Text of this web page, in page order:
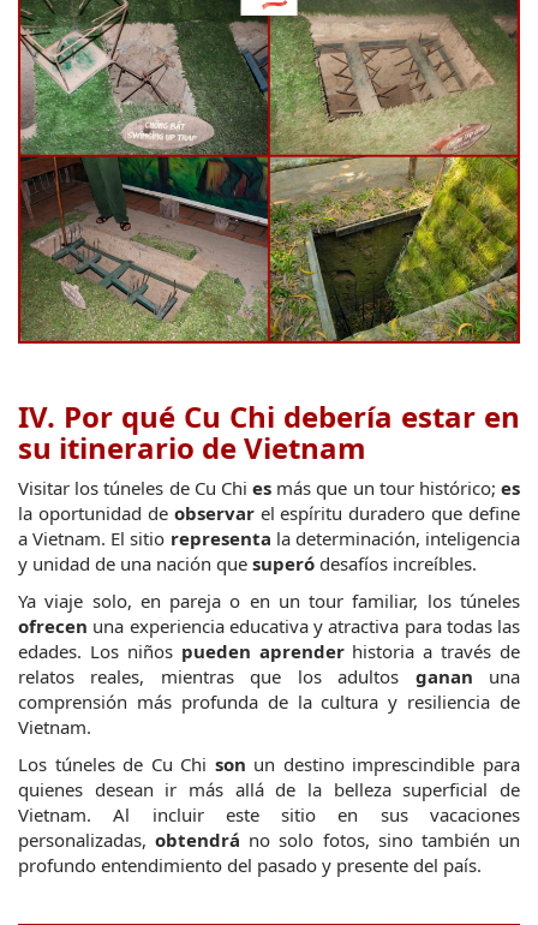
IV. Por qué Cu Chi debería estar en
su itinerario de Vietnam
Visitar los túneles de Cu Chi es más que un tour histórico; es
la oportunidad de observar el espíritu duradero que define
a Vietnam. El sitio representa la determinación, inteligencia
y unidad de una nación que superó desafíos increíbles.
ofrecen una experiencia educativa y atractiva para todas las
edades. Los niños pueden aprender historia a través de
relatos reales, mientras que los adultos ganan una
comprensión más profunda de la cultura y resiliencia de
Vietnam.
Los túneles de Cu Chi son un destino imprescindible para
quienes desean ir más allá de la belleza superficial de
Vietnam. Al incluir este sitio en sus vacaciones
personalizadas, obtendrá no solo fotos, sino también un
profundo entendimiento del pasado y presente del país.